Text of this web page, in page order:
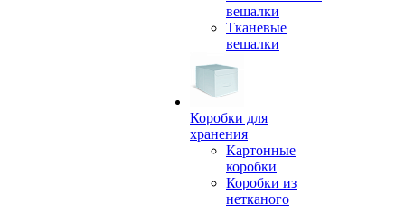
вешалки
Тканевые
вешалки
Коробки для
хранения
Картонные
коробки
Коробки из
нетканого